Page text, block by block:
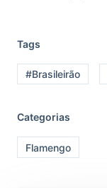
Tags
#Brasileirão
Categorias
Flamengo